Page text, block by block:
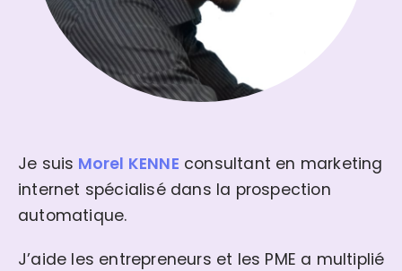
Je suis Morel KENNE consultant en marketing
internet spécialisé dans la prospection
automatique.
J’aide les entrepreneurs et les PME a multiplié